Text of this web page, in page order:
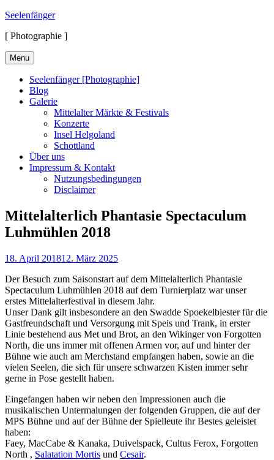
Skip
content
Seelenfänger
[ Photographie ]
Menu
Seelenfänger [Photographie]
Blog
Galerie
Mittelalter Märkte & Festivals
Konzerte
Insel Helgoland
Schottland
Über uns
Impressum & Kontakt
Nutzungsbedingungen
Disclaimer
Mittelalterlich Phantasie Spectaculum
Luhmühlen 2018
Posted
18. April 201812. März 2025
Der Besuch zum Saisonstart auf dem Mittelalterlich Phantasie
Spectaculum Luhmühlen 2018 auf dem Turnierplatz war unser
erstes Mittelalterfestival in diesem Jahr.
Unser Dank gilt insbesondere an den Swadde Spoekelbiester für die
Gastfreundschaft und Versorgung mit Speis und Trank, in erster
Linie bestehend aus Met und Brot, an den Wikinger von Forgotten
North, die uns immer mit offenen Armen vor, auf und hinter der
Bühne wie auch am Merchstand empfangen haben, sowie an die
vielen Seelen, die sich für unsere schwarzen Kisten immer sehr
gerne in Pose gestellt haben.
Eingefangen haben wir neben den Impressionen auch die
musikalischen Untermalungen der folgenden Gruppen, die auf der
MPS Bühne und auf der Bühne der Spielleute ihr Bestes geleistet
haben:
Faey, MacCabe & Kanaka, Duivelspack, Cultus Ferox, Forgotten
North , Salatation Mortis und Cesair.